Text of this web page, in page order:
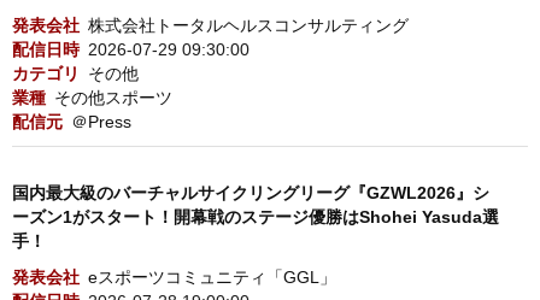
発表会社 株式会社トータルヘルスコンサルティング
配信日時 2026-07-29 09:30:00
カテゴリ
その他
業種 その他スポーツ
配信元 ＠Press
国内最大級のバーチャルサイクリングリーグ『GZWL2026』シ
ーズン1がスタート！開幕戦のステージ優勝はShohei Yasuda選
手！
発表会社 eスポーツコミュニティ「GGL」